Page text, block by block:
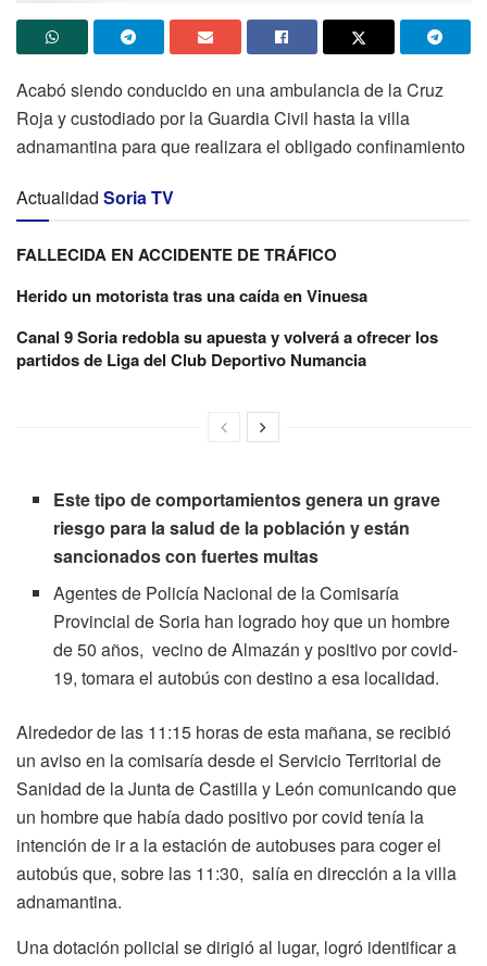
Acabó siendo conducido en una ambulancia de la Cruz
Roja y custodiado por la Guardia Civil hasta la villa
adnamantina para que realizara el obligado confinamiento
Actualidad Soria TV
FALLECIDA EN ACCIDENTE DE TRÁFICO
Herido un motorista tras una caída en Vinuesa
Canal 9 Soria redobla su apuesta y volverá a ofrecer los
partidos de Liga del Club Deportivo Numancia
Este tipo de comportamientos genera un grave
riesgo para la salud de la población y están
sancionados con fuertes multas
Agentes de Policía Nacional de la Comisaría
Provincial de Soria han logrado hoy que un hombre
de 50 años, vecino de Almazán y positivo por covid-
19, tomara el autobús con destino a esa localidad.
Alrededor de las 11:15 horas de esta mañana, se recibió
un aviso en la comisaría desde el Servicio Territorial de
Sanidad de la Junta de Castilla y León comunicando que
un hombre que había dado positivo por covid tenía la
intención de ir a la estación de autobuses para coger el
autobús que, sobre las 11:30, salía en dirección a la villa
adnamantina.
Una dotación policial se dirigió al lugar, logró identificar a